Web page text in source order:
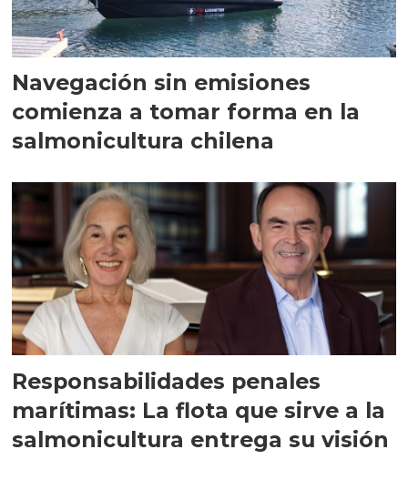
Navegación sin emisiones
comienza a tomar forma en la
salmonicultura chilena
Responsabilidades penales
marítimas: La flota que sirve a la
salmonicultura entrega su visión